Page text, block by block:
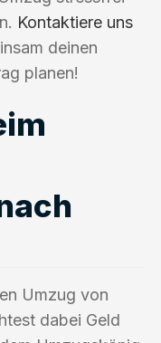
Kontaktiere uns
deinen
planen!
Umzug von
dabei Geld